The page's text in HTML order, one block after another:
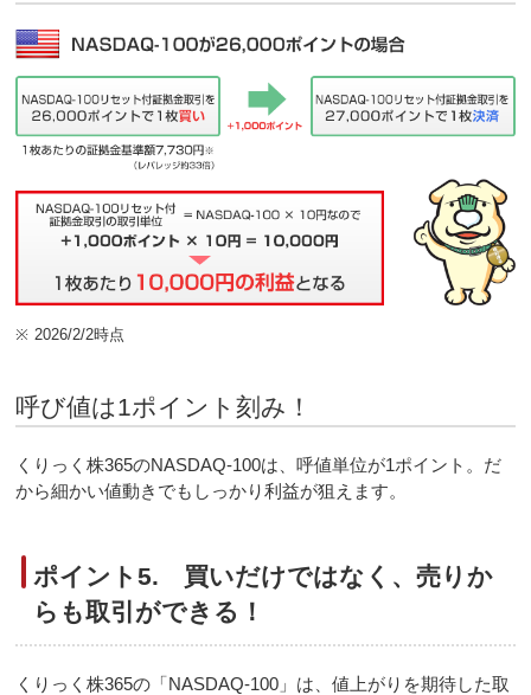
※ 2026/2/2時点
呼び値は1ポイント刻み！
くりっく株365のNASDAQ-100は、呼値単位が1ポイント。だ
から細かい値動きでもしっかり利益が狙えます。
ポイント5. 買いだけではなく、売りか
らも取引ができる！
くりっく株365の「NASDAQ-100」は、値上がりを期待した取